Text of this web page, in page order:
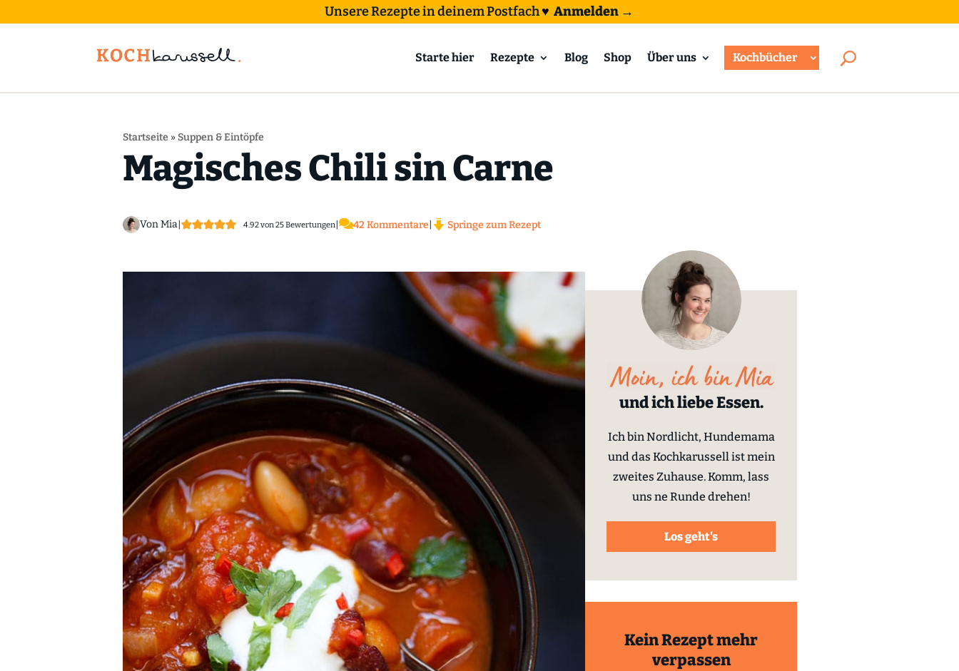
Unsere Rezepte in deinem Postfach♥ Anmelden →
Starte hier Rezepte Blog Shop Über uns Kochbücher
Startseite » Suppen & Eintöpfe
Magisches Chili sin Carne
Von Mia 4.92von 25Bewertungen| 42 Kommentare Springe zum Rezept
und ich liebe Essen.
Ich bin Nordlicht, Hundemama
und das Kochkarussell ist mein
zweites Zuhause. Komm, lass
uns ne Runde drehen!
Los geht's
Kein Rezept mehr
verpassen